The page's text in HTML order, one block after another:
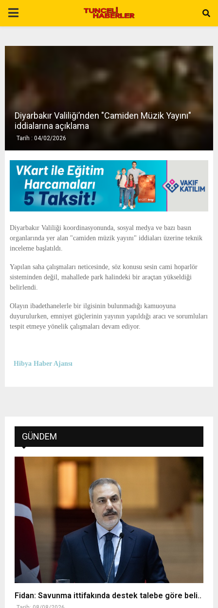
P
I
M
A
E
N
U
Diyarbakır Valiliği’nden "Camiden Müzik Yayını"
iddialarına açıklama
Tarih : 04/02/2026
Diyarbakır Valiliği koordinasyonunda, sosyal medya ve bazı basın
organlarında yer alan "camiden müzik yayını" iddiaları üzerine teknik
inceleme başlatıldı.
Yapılan saha çalışmaları neticesinde, söz konusu sesin cami hoparlör
sisteminden değil, mahallede park halindeki bir araçtan yükseldiği
belirlendi.
Olayın ibadethanelerle bir ilgisinin bulunmadığı kamuoyuna
duyurulurken, emniyet güçlerinin yayının yapıldığı aracı ve sorumluları
tespit etmeye yönelik çalışmaları devam ediyor.
Hibya Haber Ajansı
GÜNDEM
Fidan: Savunma ittifakında destek talebe göre beli..